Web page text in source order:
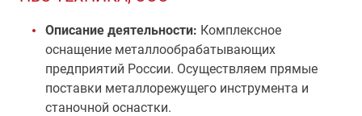
Описание деятельности: Комплексное
оснащение металлообрабатывающих
предприятий России. Осуществляем прямые
поставки металлорежущего инструмента и
станочной оснастки.